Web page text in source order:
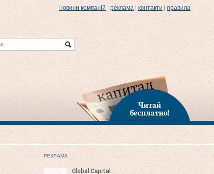
новини компаній реклама контакти правила
Читай
бесплатно!
РЕКЛАМА